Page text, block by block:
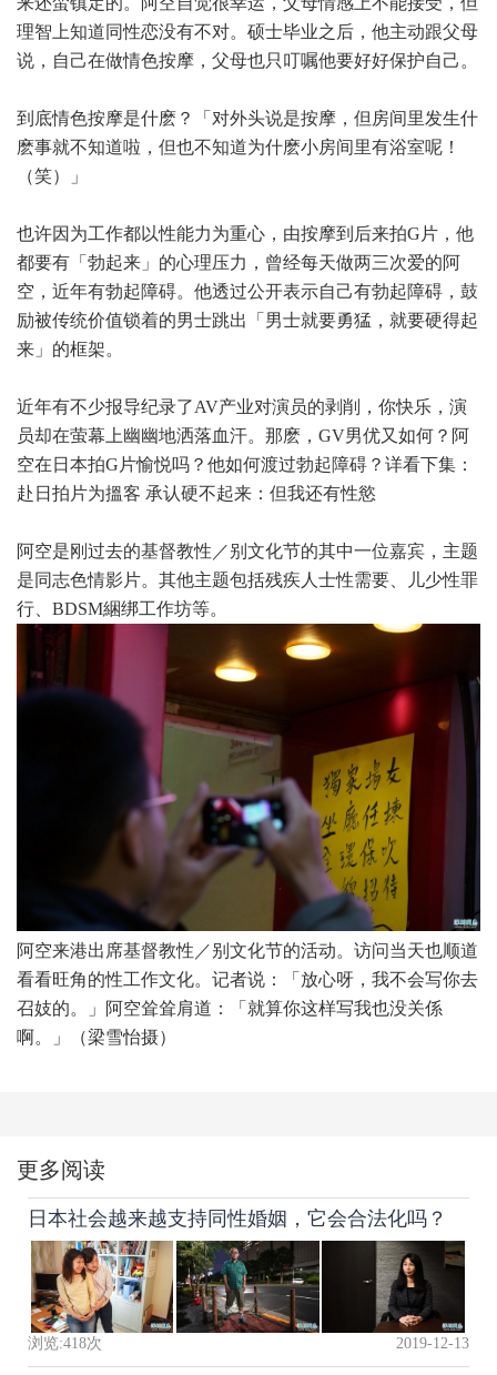
理智上知道同性恋没有不对。硕士毕业之后，他主动跟父母
说，自己在做情色按摩，父母也只叮嘱他要好好保护自己。
到底情色按摩是什麽？「对外头说是按摩，但房间里发生什
麽事就不知道啦，但也不知道为什麽小房间里有浴室呢！
（笑）」
也许因为工作都以性能力为重心，由按摩到后来拍G片，他
都要有「勃起来」的心理压力，曾经每天做两三次爱的阿
空，近年有勃起障碍。他透过公开表示自己有勃起障碍，鼓
励被传统价值锁着的男士跳出「男士就要勇猛，就要硬得起
来」的框架。
近年有不少报导纪录了AV产业对演员的剥削，你快乐，演
员却在萤幕上幽幽地洒落血汗。那麽，GV男优又如何？阿
空在日本拍G片愉悦吗？他如何渡过勃起障碍？详看下集：
赴日拍片为搵客 承认硬不起来：但我还有性慾
阿空是刚过去的基督教性／别文化节的其中一位嘉宾，主题
是同志色情影片。其他主题包括残疾人士性需要、儿少性罪
行、BDSM綑绑工作坊等。
阿空来港出席基督教性／别文化节的活动。访问当天也顺道
看看旺角的性工作文化。记者说：「放心呀，我不会写你去
召妓的。」阿空耸耸肩道：「就算你这样写我也没关係
啊。」（梁雪怡摄）
更多阅读
日本社会越来越支持同性婚姻，它会合法化吗？
浏览:418次 2019-12-13